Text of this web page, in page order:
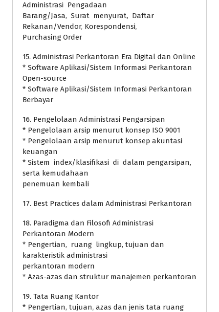
Administrasi Pengadaan
Barang/Jasa, Surat menyurat, Daftar
Rekanan/Vendor, Korespondensi,
Purchasing Order
15. Administrasi Perkantoran Era Digital dan Online
* Software Aplikasi/Sistem Informasi Perkantoran
Open-source
* Software Aplikasi/Sistem Informasi Perkantoran
Berbayar
16. Pengelolaan Administrasi Pengarsipan
* Pengelolaan arsip menurut konsep ISO 9001
* Pengelolaan arsip menurut konsep akuntasi
keuangan
* Sistem index/klasifikasi di dalam pengarsipan,
serta kemudahaan
penemuan kembali
17. Best Practices dalam Administrasi Perkantoran
18. Paradigma dan Filosofi Administrasi
Perkantoran Modern
* Pengertian, ruang lingkup, tujuan dan
karakteristik administrasi
perkantoran modern
* Azas-azas dan struktur manajemen perkantoran
19. Tata Ruang Kantor
* Pengertian, tujuan, azas dan jenis tata ruang